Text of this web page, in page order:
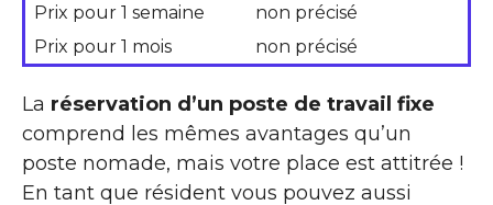
Prix pour 1 semaine
non précisé
Prix pour 1 mois
non précisé
La réservation d’un poste de travail fixe
comprend les mêmes avantages qu’un
poste nomade, mais votre place est attitrée !
En tant que résident vous pouvez aussi